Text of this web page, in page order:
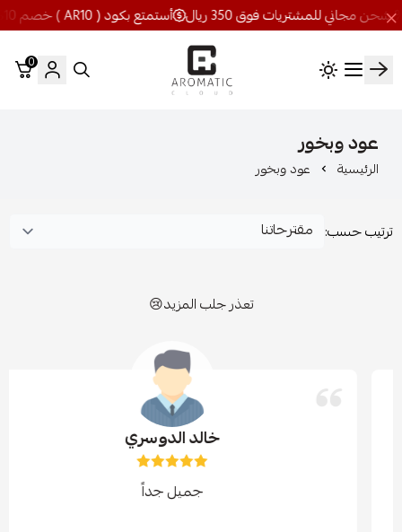
أستمتع بكود ( AR10 ) خصم 10% شحن مجاني للمشتريات فوق 350 ريال
اروماتيك كلاود
0
عود وبخور
الرئيسية عود وبخور
ترتيب حسب:
تعذر جلب المزيد😢
خالد الدوسري
جميل جداً